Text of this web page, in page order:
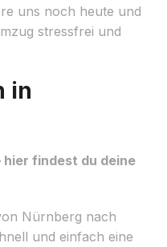
uns noch heute und
stressfrei und
in
hier findest du deine
Nürnberg nach
und einfach eine